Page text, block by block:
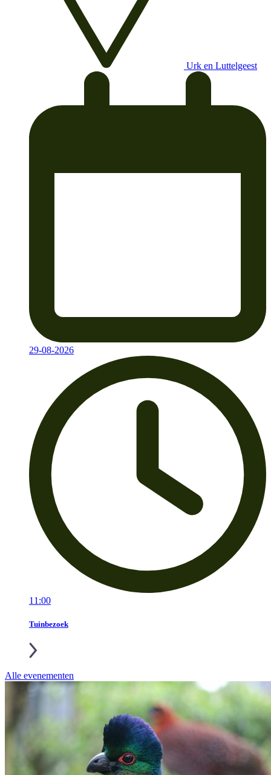
Urk en Luttelgeest
29-08-2026
11:00
Tuinbezoek
Alle evenementen